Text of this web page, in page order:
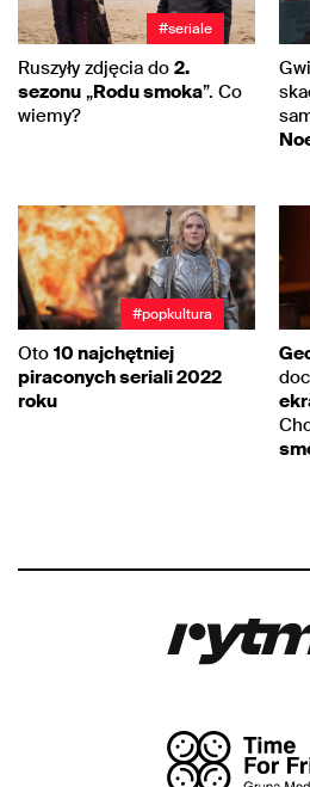
#seriale
Ruszyły zdjęcia do 2.
sezonu „Rodu smoka”. Co
wiemy?
#popkultura
Oto 10 najchętniej
piraconych seriali 2022
roku